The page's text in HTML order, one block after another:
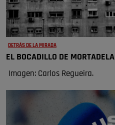
DETRÁS DE LA MIRADA
EL BOCADILLO DE MORTADELA
Imagen: Carlos Regueira.